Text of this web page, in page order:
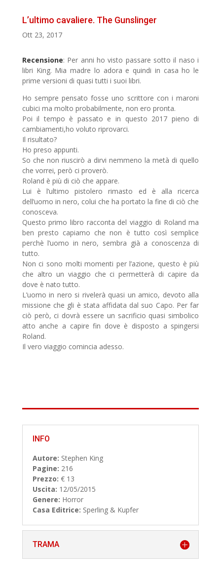
L’ultimo cavaliere. The Gunslinger
Ott 23, 2017
Recensione: Per anni ho visto passare sotto il naso i
libri King. Mia madre lo adora e quindi in casa ho le
prime versioni di quasi tutti i suoi libri.
Ho sempre pensato fosse uno scrittore con i maroni
cubici ma molto probabilmente, non ero pronta.
Poi il tempo è passato e in questo 2017 pieno di
cambiamenti,ho voluto riprovarci.
Il risultato?
Ho preso appunti.
So che non riuscirò a dirvi nemmeno la metà di quello
che vorrei, però ci proverò.
Roland è più di ciò che appare.
Lui è l’ultimo pistolero rimasto ed è alla ricerca
dell’uomo in nero, colui che ha portato la fine di ciò che
conosceva.
Questo primo libro racconta del viaggio di Roland ma
ben presto capiamo che non è tutto così semplice
perchè l’uomo in nero, sembra già a conoscenza di
tutto.
Non ci sono molti momenti per l’azione, questo è più
che altro un viaggio che ci permetterà di capire da
dove è nato tutto.
L’uomo in nero si rivelerà quasi un amico, devoto alla
missione che gli è stata affidata dal suo Capo. Per far
ciò però, ci dovrà essere un sacrificio quasi simbolico
atto anche a capire fin dove è disposto a spingersi
Roland.
Il vero viaggio comincia adesso.
INFO
Autore: Stephen King
Pagine: 216
Prezzo: € 13
Uscita: 12/05/2015
Genere: Horror
Casa Editrice: Sperling & Kupfer
TRAMA